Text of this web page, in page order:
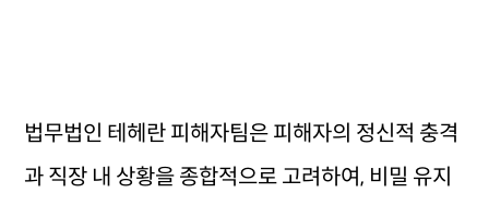
법무법인 테헤란 피해자팀은 피해자의 정신적 충격
과 직장 내 상황을 종합적으로 고려하여, 비밀 유지